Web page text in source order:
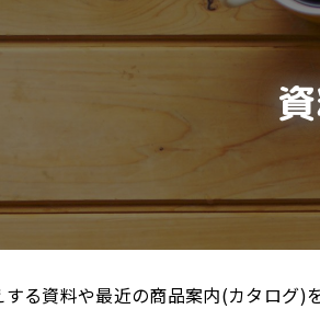
る資料や最近の商品案内(カタログ)